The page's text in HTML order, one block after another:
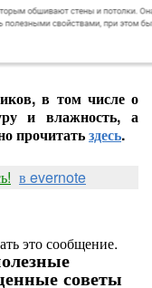
в том числе о
и влажность, а
прочитатьздесь.
в evernote
это сообщение.
советы